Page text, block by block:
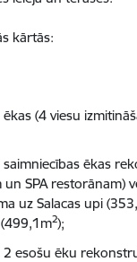
kārtās:
(4 viesu
ēkas
un SPA
uz Salacas upi
2);
esošu ēku